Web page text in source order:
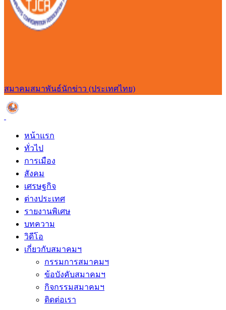
สมาคมสมาพันธ์นักข่าว (ประเทศไทย)
หน้าแรก
ทั่วไป
การเมือง
สังคม
เศรษฐกิจ
ต่างประเทศ
รายงานพิเศษ
บทความ
วิดีโอ
เกี่ยวกับสมาคมฯ
กรรมการสมาคมฯ
ข้อบังคับสมาคมฯ
กิจกรรมสมาคมฯ
ติดต่อเรา